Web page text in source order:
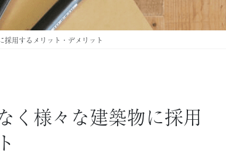
採用するメリット・デメリット
く様々な建築物に採用